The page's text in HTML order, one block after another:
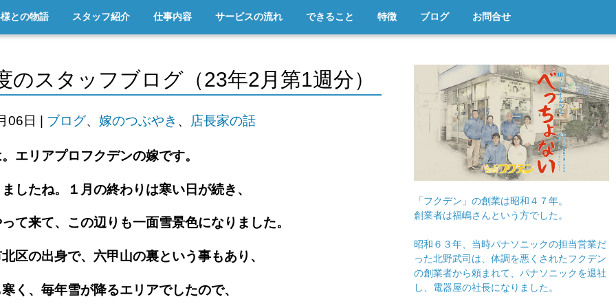
との物語 スタッフ紹介 仕事内容 サービスの流れ できること 特徴 ブログ お問合せ
のスタッフブログ（23年2月第1週分）
06日 ブログ、 嫁のつぶやき 、 店長家の話
エリアプロフクデンの嫁です。
したね。１月の終わりは寒い日が続き、
て来て、この辺りも一面雪景色になりました。
区の出身で、六甲山の裏という事もあり、
く、毎年雪が降るエリアでしたので、
「フクデン」の創業は昭和４７年。
創業者は福嶋さんという方でした。
昭和６３年、当時パナソニックの担当営業だ
った北野武司は、体調を悪くされたフクデン
の創業者から頼まれて、パナソニックを退社
し、電器屋の社長になりました。